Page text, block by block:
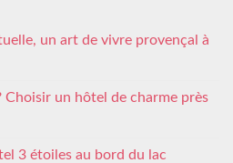
un art de vivre provençal à
Choisir un hôtel de charme près
3 étoiles au bord du lac